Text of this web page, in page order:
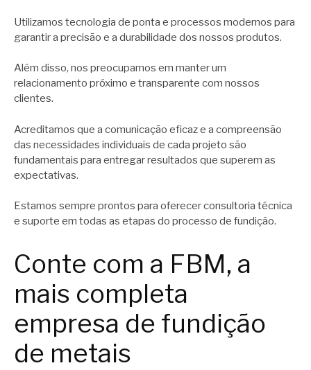
Utilizamos tecnologia de ponta e processos modernos para
garantir a precisão e a durabilidade dos nossos produtos.
Além disso, nos preocupamos em manter um
relacionamento próximo e transparente com nossos
clientes.
Acreditamos que a comunicação eficaz e a compreensão
das necessidades individuais de cada projeto são
fundamentais para entregar resultados que superem as
expectativas.
Estamos sempre prontos para oferecer consultoria técnica
e suporte em todas as etapas do processo de fundição.
Conte com a FBM, a
mais completa
empresa de fundição
de metais